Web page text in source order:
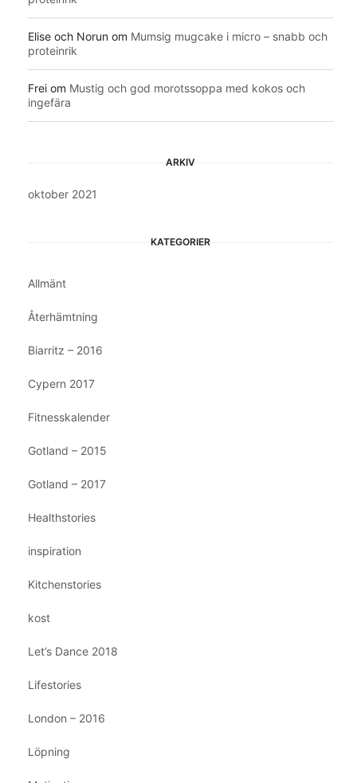
Elise och Norun om Mumsig mugcake i micro – snabb och
proteinrik
Frei om Mustig och god morotssoppa med kokos och
ingefära
ARKIV
oktober 2021
KATEGORIER
Allmänt
Återhämtning
Biarritz – 2016
Cypern 2017
Fitnesskalender
Gotland – 2015
Gotland – 2017
Healthstories
inspiration
Kitchenstories
kost
Let’s Dance 2018
Lifestories
London – 2016
Löpning